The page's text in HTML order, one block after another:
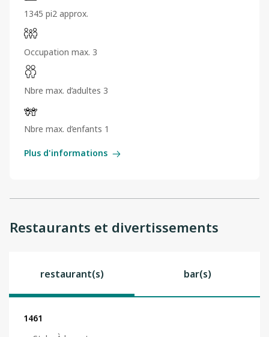
1345 pi2 approx.
Occupation max. 3
Nbre max. d’adultes 3
Nbre max. d’enfants 1
Plus d'informations
Restaurants et divertissements
restaurant(s) bar(s)
1461